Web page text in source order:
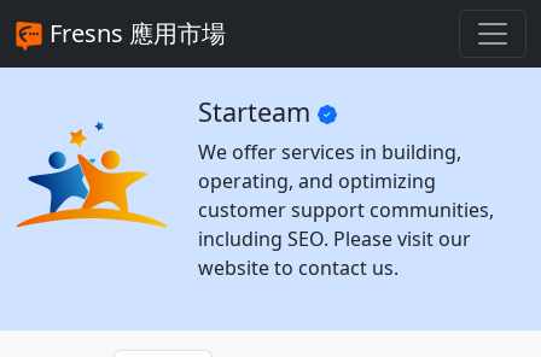
Fresns 應用市場
Starteam
We offer services in building,
operating, and optimizing
customer support communities,
including SEO. Please visit our
website to contact us.